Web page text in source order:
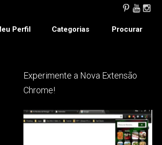
Perfil Categorias Procurar
Experimente a Nova Extensão
Chrome!